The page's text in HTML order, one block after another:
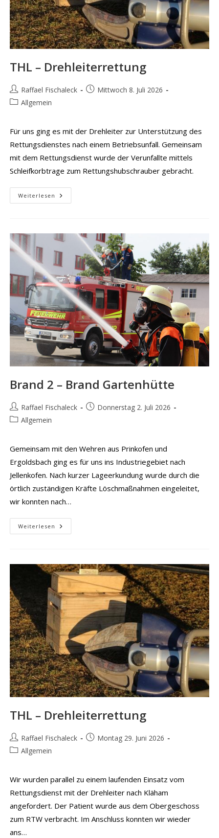
THL – Drehleiterrettung
Beitrags-
Autor:
Raffael Fischaleck
BeitragMittwoch 8. Juli 2026
Beitrags-
Allgemein
Für uns ging es mit der Drehleiter zur Unterstützung des
Rettungsdienstes nach einem Betriebsunfall. Gemeinsam
mit dem Rettungsdienst wurde der Verunfallte mittels
Schleifkorbtrage zum Rettungshubschrauber gebracht.
Weiterlesen THL
–
Brand 2 – Brand Gartenhütte
Beitrags-
Autor:
Raffael Fischaleck
BeitragDonnerstag 2. Juli 2026
Beitrags-
Allgemein
Gemeinsam mit den Wehren aus Prinkofen und
Ergoldsbach ging es für uns ins Industriegebiet nach
Jellenkofen. Nach kurzer Lageerkundung wurde durch die
örtlich zuständigen Kräfte Löschmaßnahmen eingeleitet,
wir konnten nach…
Weiterlesen Brand
2
THL – Drehleiterrettung
Beitrags-
Autor:
Raffael Fischaleck
BeitragMontag 29. Juni 2026
Beitrags-
Allgemein
Wir wurden parallel zu einem laufenden Einsatz vom
Rettungsdienst mit der Drehleiter nach Kläham
angefordert. Der Patient wurde aus dem Obergeschoss
zum RTW verbracht. Im Anschluss konnten wir wieder
ans…